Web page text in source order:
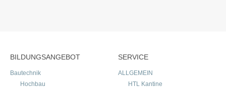
BILDUNGSANGEBOT
Bautechnik
Hochbau
SERVICE
ALLGEMEIN
HTL Kantine